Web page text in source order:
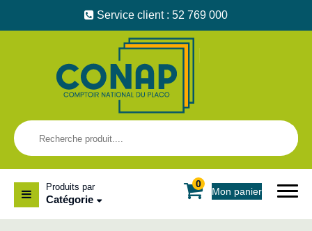
Service client : 52 769 000
0
Mon panier
Produits par
Catégorie